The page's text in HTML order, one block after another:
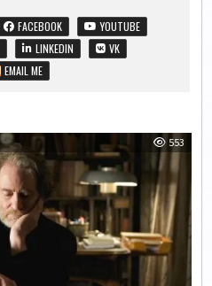
FACEBOOK
YOUTUBE
LINKEDIN
VK
EMAIL ME
553